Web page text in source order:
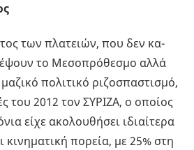
των πλα­τειών, που δεν κα­
το Με­σο­πρό­θε­σμο αλλά
πο­λι­τι­κό ρι­ζο­σπα­στι­σμό,
του 2012 τον ΣΥ­ΡΙ­ΖΑ, ο οποί­ος
είχε ακο­λου­θή­σει ιδιαί­τε­ρα
πο­ρεία, με 25% στη